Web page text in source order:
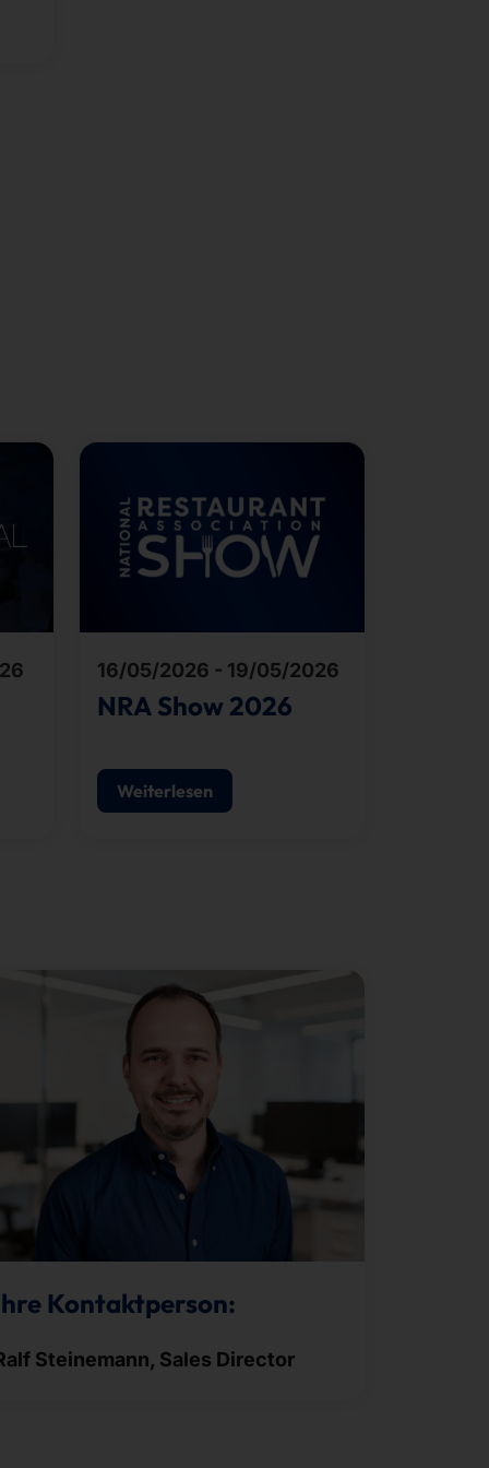
16/05/2026 - 19/05/2026
NRA Show 2026
Weiterlesen
Kontaktperson:
Steinemann, Sales Director